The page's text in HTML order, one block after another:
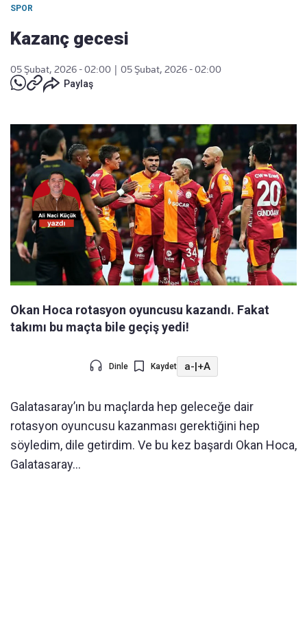
SPOR
Kazanç gecesi
05 Şubat, 2026 - 02:00
05 Şubat, 2026 - 02:00
Paylaş
Okan Hoca rotasyon oyuncusu kazandı. Fakat
takımı bu maçta bile geçiş yedi!
Dinle Kaydet a-|+A
Galatasaray’ın bu maçlarda hep geleceğe dair
rotasyon oyuncusu kazanması gerektiğini hep
söyledim, dile getirdim. Ve bu kez başardı Okan Hoca,
Galatasaray…